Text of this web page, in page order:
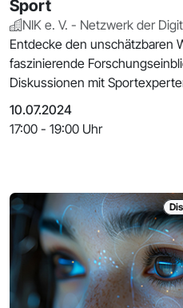
Sport
NIK e. V. - Netzwerk der
Entdecke den unschätzbaren
faszinierende
Diskussionen mit
den D
10.07.2024
17:00 - 19:00 Uhr